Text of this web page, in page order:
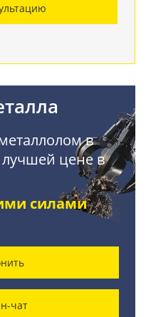
в
цене в
силами
чат